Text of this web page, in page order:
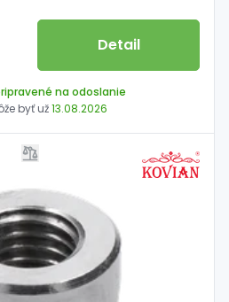
Detail
na odoslanie
byť už13.08.2026